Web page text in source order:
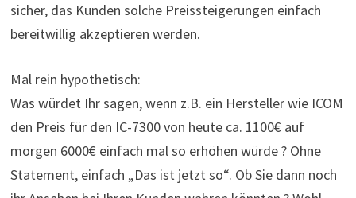
sicher, das Kunden solche Preissteigerungen einfach
bereitwillig akzeptieren werden.
Mal rein hypothetisch:
Was würdet Ihr sagen, wenn z.B. ein Hersteller wie ICOM
den Preis für den IC-7300 von heute ca. 1100€ auf
morgen 6000€ einfach mal so erhöhen würde ? Ohne
Statement, einfach „Das ist jetzt so“. Ob Sie dann noch